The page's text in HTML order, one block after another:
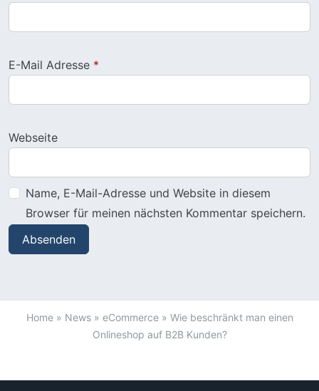
E-Mail Adresse *
Webseite
Name, E-Mail-Adresse und Website in diesem
Browser für meinen nächsten Kommentar speichern.
Home» News» eCommerce» Wie beschränkt man einen
Onlineshop auf B2B Kunden?